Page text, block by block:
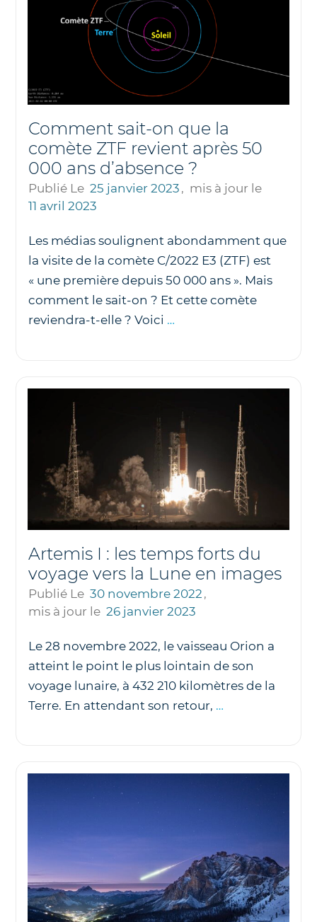
Comment sait-on que la
comète ZTF revient après 50
000 ans d’absence ?
Publié Le 25 janvier 2023 , mis à jour le
11 avril 2023
Les médias soulignent abondamment que
la visite de la comète C/2022 E3 (ZTF) est
« une première depuis 50 000 ans ». Mais
comment le sait-on ? Et cette comète
reviendra-t-elle ? Voici …
comète
ZTF
revient
après
50
000
d’absence
?
Artemis I : les temps forts du
voyage vers la Lune en images
Publié Le 30 novembre 2022 ,
mis à jour le 26 janvier 2023
Le 28 novembre 2022, le vaisseau Orion a
atteint le point le plus lointain de son
voyage lunaire, à 432 210 kilomètres de la
Terre. En attendant son retour, …
Lune
en
images